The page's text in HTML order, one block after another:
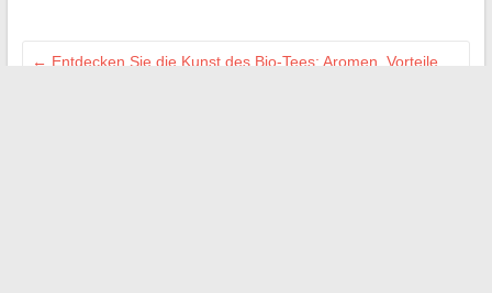
← Entdecken Sie die Kunst des Bio-Tees: Aromen, Vorteile